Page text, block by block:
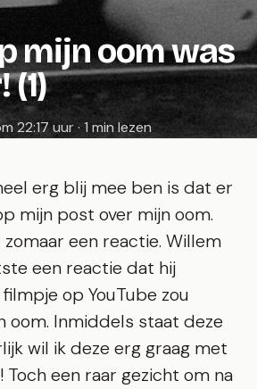
mijn oom was
22:17 uur · 1 min lezen
erg blij mee ben is dat er
mijn post over mijn oom.
een reactie. Willem
een reactie dat hij
op YouTube zou
oom. Inmiddels staat deze
wil ik deze erg graag met
een raar gezicht om na